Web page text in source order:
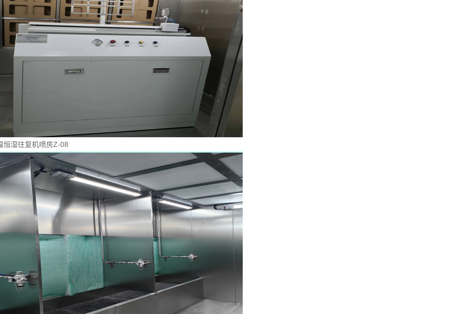
恒湿往复机喷房Z-08